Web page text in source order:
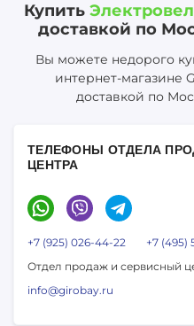
Купить
доставкой по
Вы можете недорого
интернет-магазине
доставкой по
ТЕЛЕФОНЫ ОТДЕЛА
ЦЕНТРА
+7 (925) 026-44-22
+7 (495)
Отдел продаж и сервисный
info@girobay.ru